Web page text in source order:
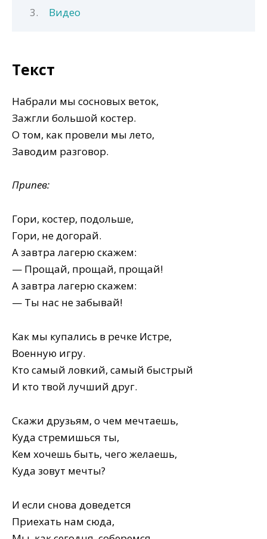
Видео
Текст
Набрали мы сосновых веток,
Зажгли большой костер.
О том, как провели мы лето,
Заводим разговор.
Припев:
Гори, костер, подольше,
Гори, не догорай.
А завтра лагерю скажем:
— Прощай, прощай, прощай!
А завтра лагерю скажем:
— Ты нас не забывай!
Как мы купались в речке Истре,
Военную игру.
Кто самый ловкий, самый быстрый
И кто твой лучший друг.
Скажи друзьям, о чем мечтаешь,
Куда стремишься ты,
Кем хочешь быть, чего желаешь,
Куда зовут мечты?
И если снова доведется
Приехать нам сюда,